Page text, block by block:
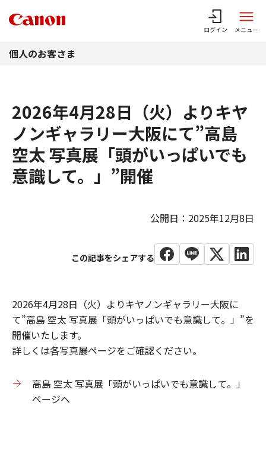
ログイン メニュー
個人のお客さま
2026年4月28日（火）よりキヤ
ノンギャラリー大阪にて”高島
空太 写真展「頭がいっぱいでも
意識して。」”開催
公開日：2025年12月8日
2026年4月28日（火）よりキヤノンギャラリー大阪に
て”高島 空太 写真展「頭がいっぱいでも意識して。」”を
開催いたします。
詳しくは各写真展ページをご確認ください。
高島 空太 写真展「頭がいっぱいでも意識して。」
ページへ